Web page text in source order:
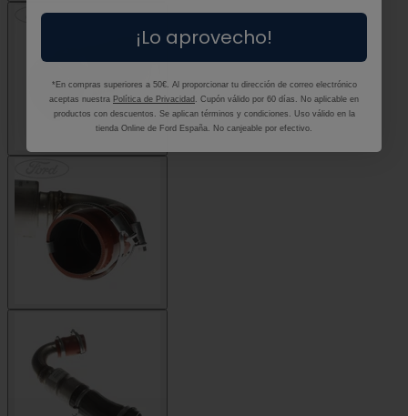
¡Lo aprovecho!
*En compras superiores a 50€. Al proporcionar tu dirección de correo electrónico
aceptas nuestra Política de Privacidad . Cupón válido por 60 días. No aplicable en
productos con descuentos. Se aplican términos y condiciones. Uso válido en la
tienda Online de Ford España. No canjeable por efectivo.